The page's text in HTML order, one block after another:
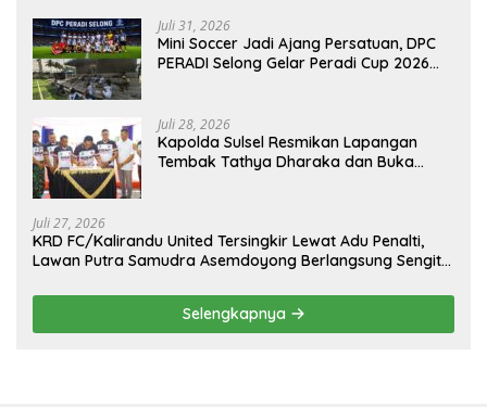
Juli 31, 2026
Mini Soccer Jadi Ajang Persatuan, DPC
PERADI Selong Gelar Peradi Cup 2026
Juli 28, 2026
Kapolda Sulsel Resmikan Lapangan
Tembak Tathya Dharaka dan Buka
Juli 27, 2026
KRD FC/Kalirandu United Tersingkir Lewat Adu Penalti,
Lawan Putra Samudra Asemdoyong Berlangsung Sengit
Selengkapnya